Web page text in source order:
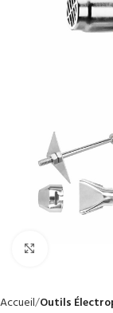
Accueil Outils